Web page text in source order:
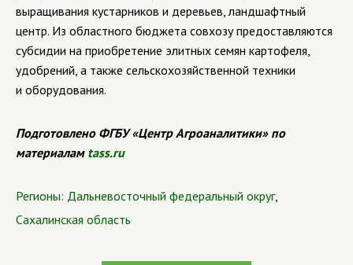
выращивания кустарников и деревьев, ландшафтный
центр. Из областного бюджета совхозу предоставляются
субсидии на приобретение элитных семян картофеля,
удобрений, а также сельскохозяйственной техники
и оборудования.
Подготовлено ФГБУ «Центр Агроаналитики» по
материалам tass.ru
Регионы: Дальневосточный федеральный округ,
Сахалинская область